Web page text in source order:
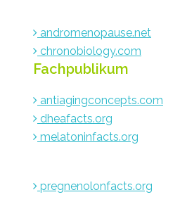
andromenopause.net
chronobiology.com
Fachpublikum
antiagingconcepts.com
dheafacts.org
melatoninfacts.org
pregnenolonfacts.org